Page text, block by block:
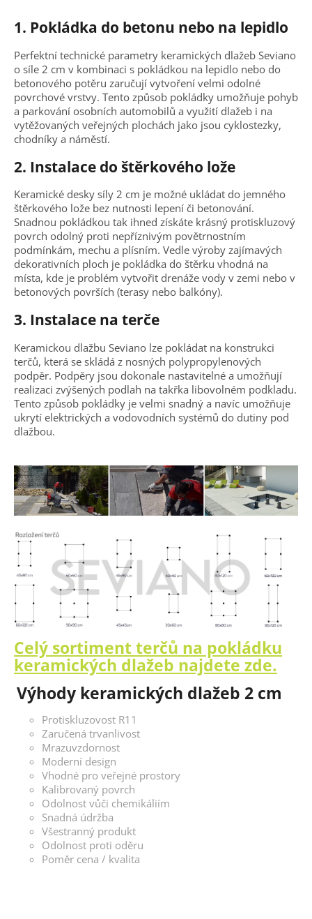
1. Pokládka do betonu nebo na lepidlo
Perfektní technické parametry keramických dlažeb Seviano
o síle 2 cm v kombinaci s pokládkou na lepidlo nebo do
betonového potěru zaručují vytvoření velmi odolné
povrchové vrstvy. Tento způsob pokládky umožňuje pohyb
a parkování osobních automobilů a využití dlažeb i na
vytěžovaných veřejných plochách jako jsou cyklostezky,
chodníky a náměstí.
2. Instalace do štěrkového lože
Keramické desky síly 2 cm je možné ukládat do jemného
štěrkového lože bez nutnosti lepení či betonování.
Snadnou pokládkou tak ihned získáte krásný protiskluzový
povrch odolný proti nepříznivým povětrnostním
podmínkám, mechu a plísním. Vedle výroby zajímavých
dekorativních ploch je pokládka do štěrku vhodná na
místa, kde je problém vytvořit drenáže vody v zemi nebo v
betonových površích (terasy nebo balkóny).
3. Instalace na terče
Keramickou dlažbu Seviano lze pokládat na konstrukci
terčů, která se skládá z nosných polypropylenových
podpěr. Podpěry jsou dokonale nastavitelné a umožňují
realizaci zvýšených podlah na takřka libovolném podkladu.
Tento způsob pokládky je velmi snadný a navíc umožňuje
ukrytí elektrických a vodovodních systémů do dutiny pod
dlažbou.
Celý sortiment terčů na pokládku
keramických dlažeb najdete zde.
Výhody keramických dlažeb 2 cm
Protiskluzovost R11
Zaručená trvanlivost
Mrazuvzdornost
Moderní design
Vhodné pro veřejné prostory
Kalibrovaný povrch
Odolnost vůči chemikáliím
Snadná údržba
Všestranný produkt
Odolnost proti oděru
Poměr cena / kvalita